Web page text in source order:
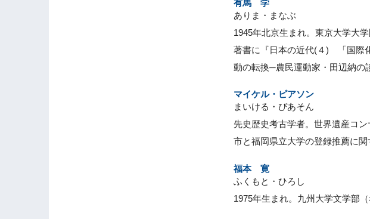
有馬 学
ありま・まなぶ
1945年北京生まれ。東京大学大
著書に『日本の近代(４) 「国際
動の転換─農民運動家・田辺納の
マイケル・ピアソン
まいける・ぴあそん
先史歴史考古学者。世界遺産コ
市と福岡県立大学の登録推薦に関
福本 寛
ふくもと・ひろし
1975年生まれ。九州大学文学部